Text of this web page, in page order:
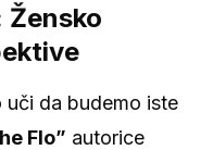
Žensko
uči da budemo iste
Flo” autorice